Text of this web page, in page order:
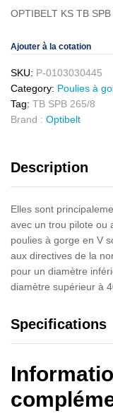
OPTIBELT KS TB
Ajouter à la cotation
SKU: P-0103030445
Category: Poulies à
Tag: TB SPB 265/8
Brand : Optibelt
Description
Elles sont
avec un trou pilote ou
poulies à gorge en V
aux directives de la
pour un diamètre
diamètre supérieur à
Specifications